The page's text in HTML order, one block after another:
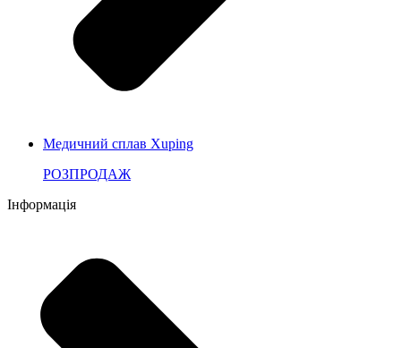
Медичний сплав Xuping
РОЗПРОДАЖ
Інформація